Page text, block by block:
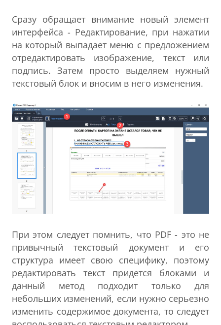
Сразу обращает внимание новый элемент
интерфейса - Редактирование, при нажатии
на который выпадает меню с предложением
отредактировать изображение, текст или
подпись. Затем просто выделяем нужный
текстовый блок и вносим в него изменения.
При этом следует помнить, что PDF - это не
привычный текстовый документ и его
структура имеет свою специфику, поэтому
редактировать текст придется блоками и
данный метод подходит только для
небольших изменений, если нужно серьезно
изменить содержимое документа, то следует